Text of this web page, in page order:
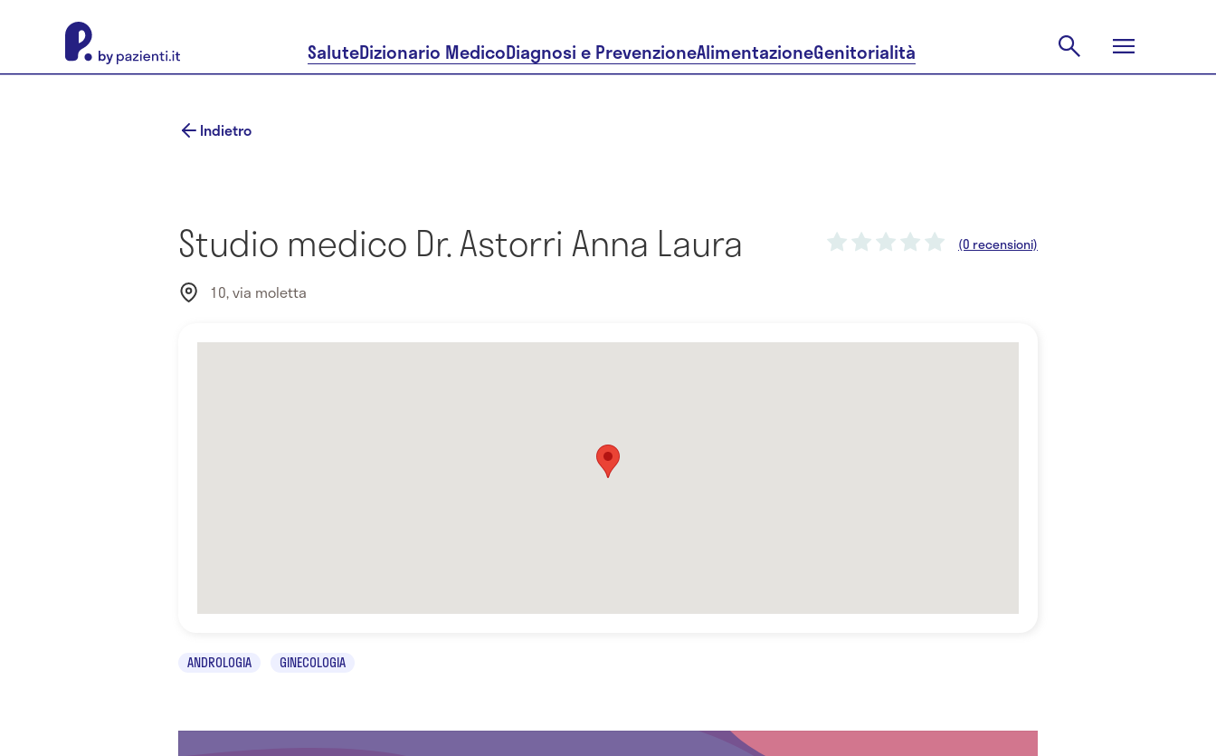
SaluteDizionario MedicoDiagnosi e PrevenzioneAlimentazioneGenitorialità
Indietro
Studio medico Dr. Astorri Anna Laura (0 recensioni)
10, via moletta
ANDROLOGIA GINECOLOGIA